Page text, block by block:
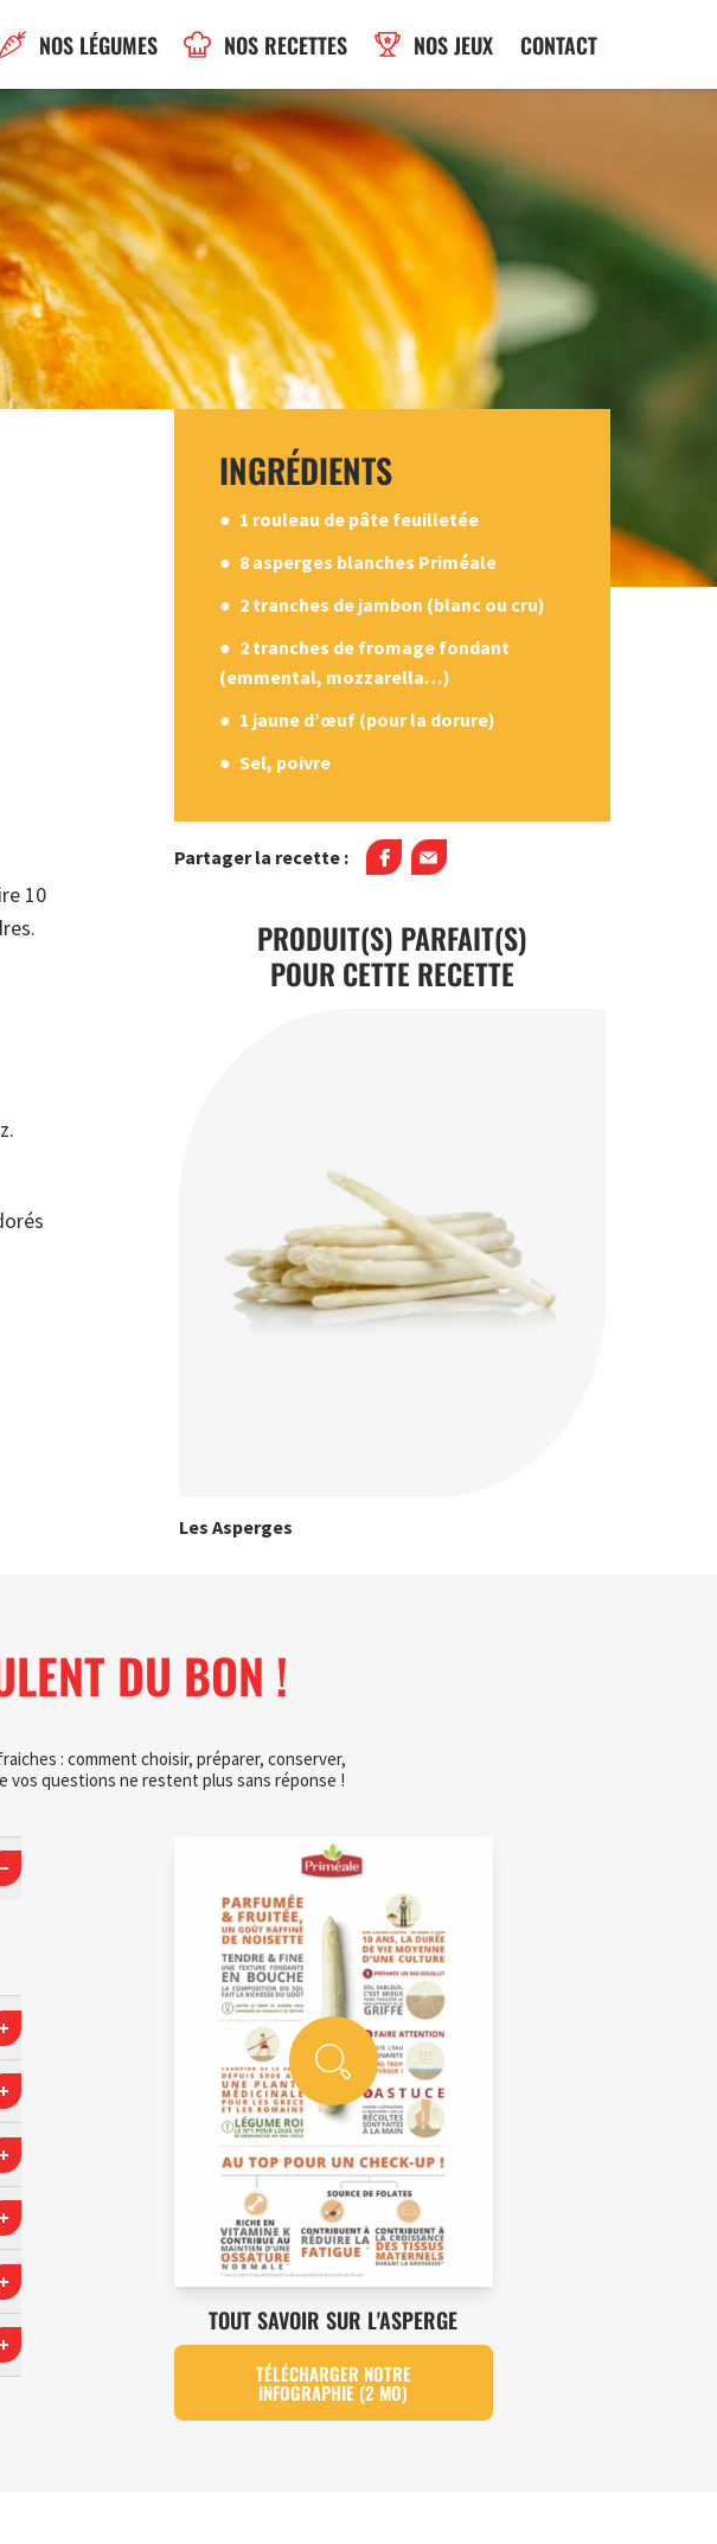
NOS LÉGUMES NOS RECETTES NOS JEUX CONTACT
10
INGRÉDIENTS
1 rouleau de pâte feuilletée
8 asperges blanches Priméale
2 tranches de jambon (blanc ou cru)
2 tranches de fromage fondant
(emmental, mozzarella…)
1 jaune d’œuf (pour la dorure)
Sel, poivre
Partager la recette :
PRODUIT(S) PARFAIT(S)
POUR CETTE RECETTE
Les Asperges
DU BON !
: comment choisir, préparer, conserver,
questions ne restent plus sans réponse !
TOUT SAVOIR SUR L'ASPERGE
TÉLÉCHARGER NOTRE
INFOGRAPHIE (2 MO)